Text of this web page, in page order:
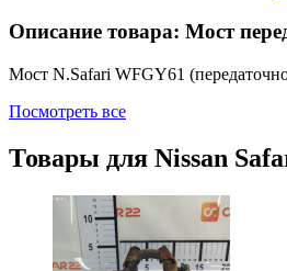
Описание товара: Мост
Мост N.Safari WFGY61
Посмотреть все
Товары для Nissan